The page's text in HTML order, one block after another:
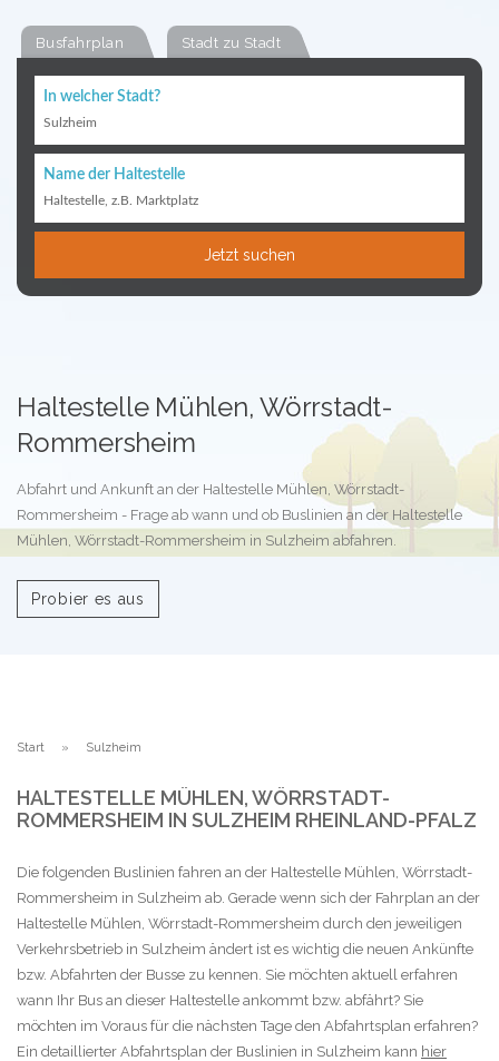
Busfahrplan Stadt zu Stadt
In welcher Stadt?
Sulzheim
Name der Haltestelle
Haltestelle, z.B. Marktplatz
Jetzt suchen
Haltestelle Mühlen, Wörrstadt-
Rommersheim
Abfahrt und Ankunft an der Haltestelle Mühlen, Wörrstadt-
Rommersheim - Frage ab wann und ob Buslinien an der Haltestelle
Mühlen, Wörrstadt-Rommersheim in Sulzheim abfahren.
Probier es aus
Start Sulzheim
HALTESTELLE MÜHLEN, WÖRRSTADT-
ROMMERSHEIM IN SULZHEIM RHEINLAND-PFALZ
Die folgenden Buslinien fahren an der Haltestelle Mühlen, Wörrstadt-
Rommersheim in Sulzheim ab. Gerade wenn sich der Fahrplan an der
Haltestelle Mühlen, Wörrstadt-Rommersheim durch den jeweiligen
Verkehrsbetrieb in Sulzheim ändert ist es wichtig die neuen Ankünfte
bzw. Abfahrten der Busse zu kennen. Sie möchten aktuell erfahren
wann Ihr Bus an dieser Haltestelle ankommt bzw. abfährt? Sie
möchten im Voraus für die nächsten Tage den Abfahrtsplan erfahren?
Ein detaillierter Abfahrtsplan der Buslinien in Sulzheim kann hier